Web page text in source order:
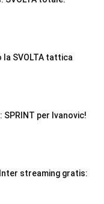
la SVOLTA tattica
per Ivanovic!
streaming gratis: